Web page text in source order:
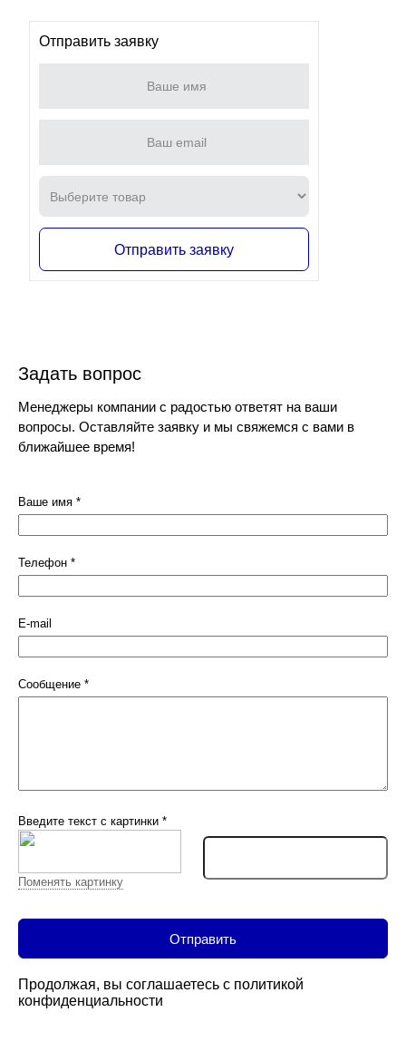
Отправить заявку
Отправить заявку
Задать вопрос
Менеджеры компании с радостью ответят на ваши
вопросы. Оставляйте заявку и мы свяжемся с вами в
ближайшее время!
Ваше имя *
Телефон *
E-mail
Сообщение *
Введите текст с картинки *
Поменять картинку
Продолжая, вы соглашаетесь с политикой
конфиденциальности